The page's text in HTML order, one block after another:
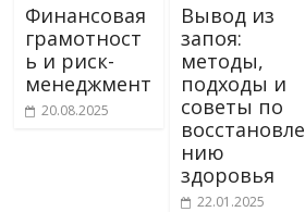
Финансовая
грамотност
ь и риск-
менеджмент
20.08.2025
Вывод из
запоя:
методы,
подходы и
советы по
восстановле
нию
здоровья
22.01.2025